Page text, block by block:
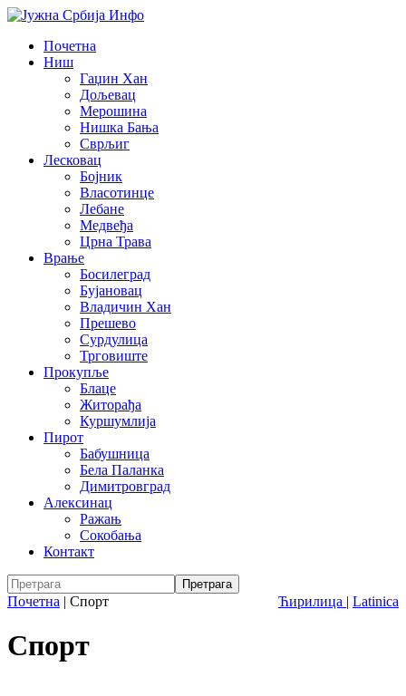
Почетна
Ниш
Гаџин Хан
Дољевац
Мерошина
Нишка Бања
Сврљиг
Лесковац
Бојник
Власотинце
Лебане
Медвеђа
Црна Трава
Врање
Босилеград
Бујановац
Владичин Хан
Прешево
Сурдулица
Трговиште
Прокупље
Блаце
Житорађа
Куршумлија
Пирот
Бабушница
Бела Паланка
Димитровград
Алексинац
Ражањ
Сокобања
Контакт
Ћирилица | Latinica
Почетна | Спорт
Спорт